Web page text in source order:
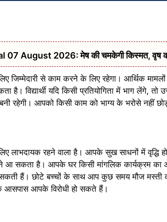
August 2026: मेष की चमकेगी किस्मत, वृष को
जिम्मेदारी से काम करने के लिए रहेगा। आर्थिक
है। विद्यार्थी यदि किसी प्रतियोगिता में भाग लेंगे,
रहेगी। आपको किसी काम को भाग्य के भरोसे नहीं
लाभदायक रहने वाला है। आपके सुख साधनों में वृद्धि
आ सकता है। आपके घर किसी मांगलिक कार्यक्रम का
हैं। छोटे बच्चों के साथ आप कुछ समय मौज मस्ती
आपके विरोधी हो सकते हैं।